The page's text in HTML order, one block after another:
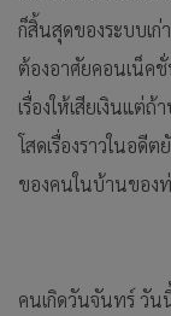
ก็สิ้นสุดของระบบเก่
ต้องอาศัยคอนเน็ค
เรื่องให้เสียเงินแต่
โสดเรื่องราวในอดี
ของคนในบ้านของ
คนเกิดวันจันทร์ วัน